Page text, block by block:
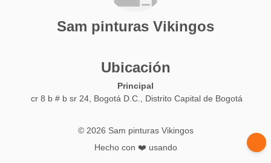
Sam pinturas Vikingos
Ubicación
Principal
cr 8 b # b sr 24, Bogotá D.C., Distrito Capital de Bogotá
© 2026 Sam pinturas Vikingos
Hecho con ❤️ usando